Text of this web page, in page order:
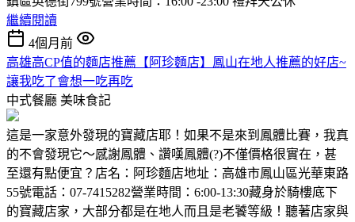
繼續閱讀
4個月前
高雄高CP值的麵店推薦【阿珍麵店】鳳山在地人推薦的好店~
讓我吃了會想一吃再吃
中式餐廳 美味食記
這是一家意外發現的寶藏店耶！如果不是來到鳳體比賽，我真
的不會發現它～感謝鳳體、讚嘆鳳體(?)不僅價格很實在，甚
至還有點便宜？店名：阿珍麵店地址：高雄市鳳山區光華東路
55號電話：07-7415282營業時間：6:00-13:30藏身於騎樓底下
的寶藏店家，大部分都是在地人而且是老饕等級！聽著店家與